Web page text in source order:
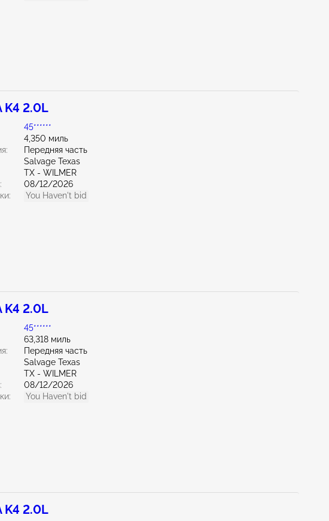
K4 2.0L
45******
4,350 миль
Передняя часть
Salvage Texas
TX - WILMER
08/12/2026
You Haven't bid
K4 2.0L
45******
63,318 миль
Передняя часть
Salvage Texas
TX - WILMER
08/12/2026
You Haven't bid
K4 2.0L